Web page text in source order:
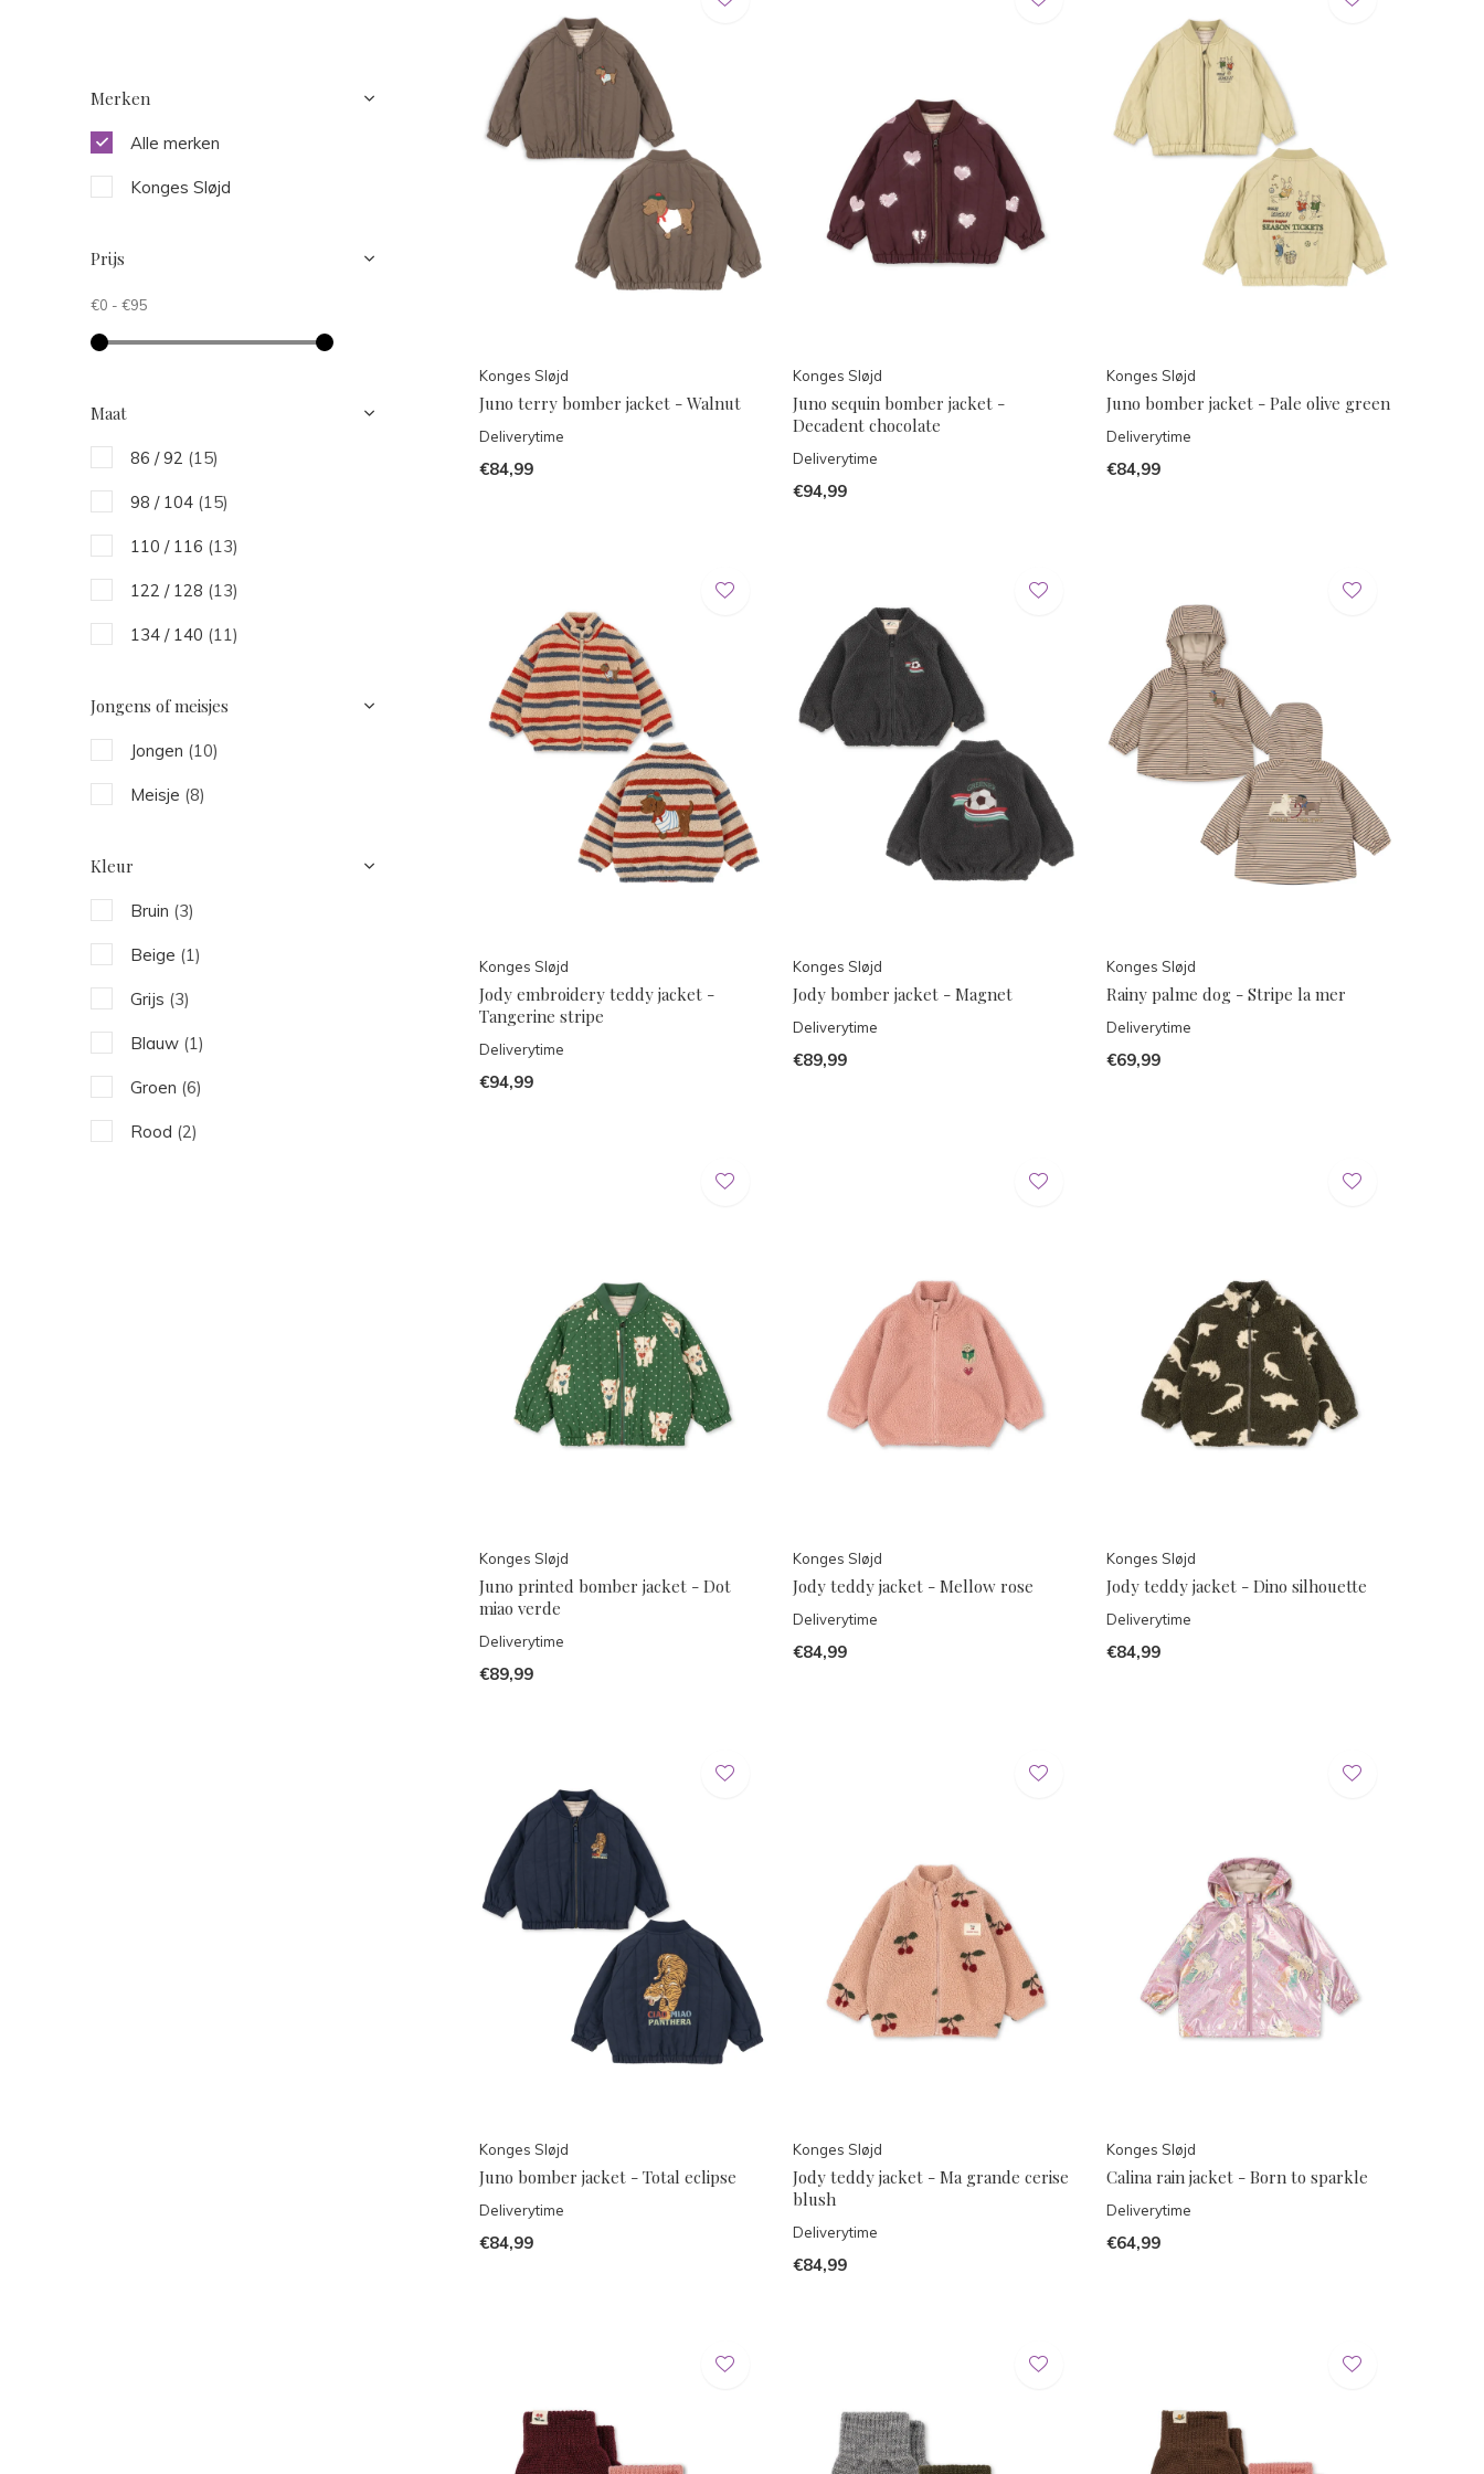
Konges Sløjd
Juno terry bomber jacket - Walnut
Deliverytime
€84,99
Konges Sløjd
Juno sequin bomber jacket -
Decadent chocolate
Deliverytime
€94,99
Konges Sløjd
Juno bomber jacket - Pale olive green
Deliverytime
€84,99
Konges Sløjd
Jody embroidery teddy jacket -
Tangerine stripe
Deliverytime
€94,99
Konges Sløjd
Jody bomber jacket - Magnet
Deliverytime
€89,99
Konges Sløjd
Rainy palme dog - Stripe la mer
Deliverytime
€69,99
Konges Sløjd
Juno printed bomber jacket - Dot
miao verde
Deliverytime
€89,99
Konges Sløjd
Jody teddy jacket - Mellow rose
Deliverytime
€84,99
Konges Sløjd
Jody teddy jacket - Dino silhouette
Deliverytime
€84,99
Konges Sløjd
Juno bomber jacket - Total eclipse
Deliverytime
€84,99
Konges Sløjd
Jody teddy jacket - Ma grande cerise
blush
Deliverytime
€84,99
Konges Sløjd
Calina rain jacket - Born to sparkle
Deliverytime
€64,99
Merken
Alle merken
Konges Sløjd
Prijs
€0 - €95
Maat
86 / 92 (15)
98 / 104 (15)
110 / 116 (13)
122 / 128 (13)
134 / 140 (11)
Jongens of meisjes
Jongen (10)
Meisje (8)
Kleur
Bruin (3)
Beige (1)
Grijs (3)
Blauw (1)
Groen (6)
Rood (2)